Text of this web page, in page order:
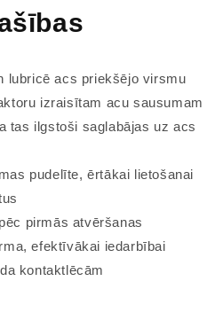
lubricē acs priekšējo virsmu
izraisītam acu sausumam
tas ilgstoši saglabājas uz acs
pudelīte, ērtākai lietošanai
pirmās atvēršanas
efektīvākai iedarbībai
kontaktlēcām